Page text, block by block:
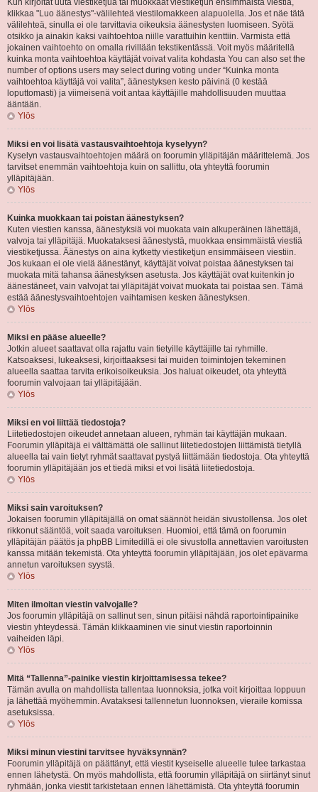
Kun kirjoitat uuta viestiketjua tai muokkaat viestiketjun ensimmäistä viestiä,
klikkaa "Luo äänestys"-välilehteä viestilomakkeen alapuolella. Jos et näe tätä
välilehteä, sinulla ei ole tarvittavia oikeuksia äänestysten luomiseen. Syötä
otsikko ja ainakin kaksi vaihtoehtoa niille varattuihin kenttiin. Varmista että
jokainen vaihtoehto on omalla rivillään tekstikentässä. Voit myös määritellä
kuinka monta vaihtoehtoa käyttäjät voivat valita kohdasta You can also set the
number of options users may select during voting under “Kuinka monta
vaihtoehtoa käyttäjä voi valita”, äänestyksen kesto päivinä (0 kestää
loputtomasti) ja viimeisenä voit antaa käyttäjille mahdollisuuden muuttaa
ääntään.
Ylös
Miksi en voi lisätä vastausvaihtoehtoja kyselyyn?
Kyselyn vastausvaihtoehtojen määrä on foorumin ylläpitäjän määrittelemä. Jos
tarvitset enemmän vaihtoehtoja kuin on sallittu, ota yhteyttä foorumin
ylläpitäjään.
Ylös
Kuinka muokkaan tai poistan äänestyksen?
Kuten viestien kanssa, äänestyksiä voi muokata vain alkuperäinen lähettäjä,
valvoja tai ylläpitäjä. Muokataksesi äänestystä, muokkaa ensimmäistä viestiä
viestiketjussa. Äänestys on aina kytketty viestiketjun ensimmäiseen viestiin.
Jos kukaan ei ole vielä äänestänyt, käyttäjät voivat poistaa äänestyksen tai
muokata mitä tahansa äänestyksen asetusta. Jos käyttäjät ovat kuitenkin jo
äänestäneet, vain valvojat tai ylläpitäjät voivat muokata tai poistaa sen. Tämä
estää äänestysvaihtoehtojen vaihtamisen kesken äänestyksen.
Ylös
Miksi en pääse alueelle?
Jotkin alueet saattavat olla rajattu vain tietyille käyttäjille tai ryhmille.
Katsoaksesi, lukeaksesi, kirjoittaaksesi tai muiden toimintojen tekeminen
alueella saattaa tarvita erikoisoikeuksia. Jos haluat oikeudet, ota yhteyttä
foorumin valvojaan tai ylläpitäjään.
Ylös
Miksi en voi liittää tiedostoja?
Liitetiedostojen oikeudet annetaan alueen, ryhmän tai käyttäjän mukaan.
Foorumin ylläpitäjä ei välttämättä ole sallinut liitetiedostojen liittämistä tietyllä
alueella tai vain tietyt ryhmät saattavat pystyä liittämään tiedostoja. Ota yhteyttä
foorumin ylläpitäjään jos et tiedä miksi et voi lisätä liitetiedostoja.
Ylös
Miksi sain varoituksen?
Jokaisen foorumin ylläpitäjällä on omat säännöt heidän sivustollensa. Jos olet
rikkonut sääntöä, voit saada varoituksen. Huomioi, että tämä on foorumin
ylläpitäjän päätös ja phpBB Limitedillä ei ole sivustolla annettavien varoitusten
kanssa mitään tekemistä. Ota yhteyttä foorumin ylläpitäjään, jos olet epävarma
annetun varoituksen syystä.
Ylös
Miten ilmoitan viestin valvojalle?
Jos foorumin ylläpitäjä on sallinut sen, sinun pitäisi nähdä raportointipainike
viestin yhteydessä. Tämän klikkaaminen vie sinut viestin raportoinnin
vaiheiden läpi.
Ylös
Mitä “Tallenna”-painike viestin kirjoittamisessa tekee?
Tämän avulla on mahdollista tallentaa luonnoksia, jotka voit kirjoittaa loppuun
ja lähettää myöhemmin. Avataksesi tallennetun luonnoksen, vieraile komissa
asetuksissa.
Ylös
Miksi minun viestini tarvitsee hyväksynnän?
Foorumin ylläpitäjä on päättänyt, että viestit kyseiselle alueelle tulee tarkastaa
ennen lähetystä. On myös mahdollista, että foorumin ylläpitäjä on siirtänyt sinut
ryhmään, jonka viestit tarkistetaan ennen lähettämistä. Ota yhteyttä foorumin